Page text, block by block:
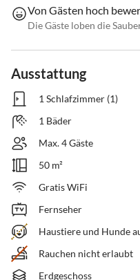
Von Gästen hoch
Die Gäste loben die
Ausstattung
1 Schlafzimmer (1)
1 Bäder
Max. 4 Gäste
50 m²
Gratis WiFi
Fernseher
Haustiere und Hunde
Rauchen nicht erlaubt
Erdgeschoss